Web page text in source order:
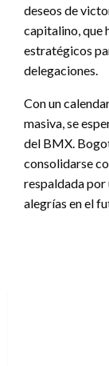
deseos de
capitalino, que
estratégicos
delegaciones.
Con un
masiva, se
del BMX.
consolidarse
respaldada por
alegrías en el